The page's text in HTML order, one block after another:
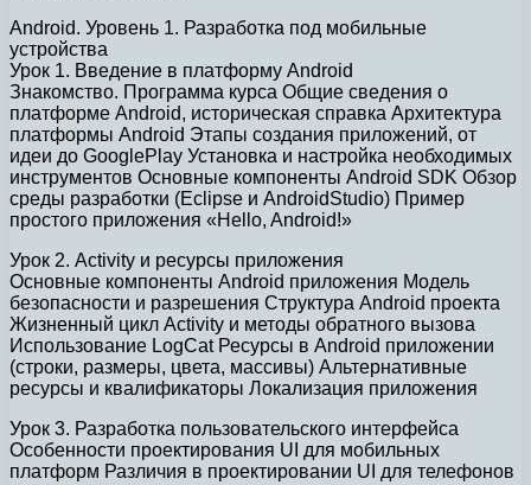
Android. Уровень 1. Разработка под мобильные
устройства
Урок 1. Введение в платформу Android
Знакомство. Программа курса Общие сведения о
платформе Android, историческая справка Архитектура
платформы Android Этапы создания приложений, от
идеи до GooglePlay Установка и настройка необходимых
инструментов Основные компоненты Android SDK Обзор
среды разработки (Eclipse и AndroidStudio) Пример
простого приложения «Hello, Android!»
Урок 2. Activity и ресурсы приложения
Основные компоненты Android приложения Модель
безопасности и разрешения Структура Android проекта
Жизненный цикл Activity и методы обратного вызова
Использование LogCat Ресурсы в Android приложении
(cтроки, размеры, цвета, массивы) Альтернативные
ресурсы и квалификаторы Локализация приложения
Урок 3. Разработка пользовательского интерфейса
Особенности проектирования UI для мобильных
платформ Различия в проектировании UI для телефонов